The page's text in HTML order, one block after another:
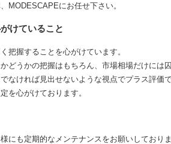
MODESCAPEにお任せ下さい。
けていること
把握することを心がけています。
どうかの把握はもちろん、市場相場だけには
なければ見出せないような視点でプラス評価
を心がけております。
にも定期的なメンテナンスをお願いしておりま